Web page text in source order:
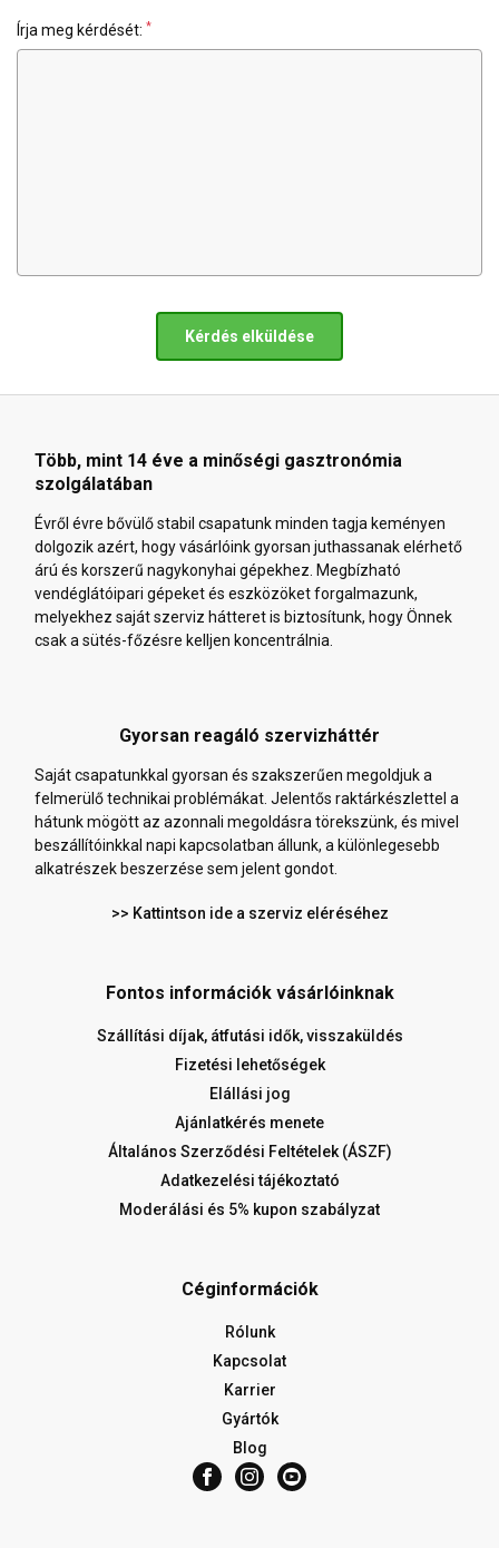
Írja meg kérdését: *
Kérdés elküldése
Több, mint 14 éve a minőségi gasztronómia
szolgálatában
Évről évre bővülő stabil csapatunk minden tagja keményen
dolgozik azért, hogy vásárlóink gyorsan juthassanak elérhető
árú és korszerű nagykonyhai gépekhez. Megbízható
vendéglátóipari gépeket és eszközöket forgalmazunk,
melyekhez saját szerviz hátteret is biztosítunk, hogy Önnek
csak a sütés-főzésre kelljen koncentrálnia.
Gyorsan reagáló szervizháttér
Saját csapatunkkal gyorsan és szakszerűen megoldjuk a
felmerülő technikai problémákat. Jelentős raktárkészlettel a
hátunk mögött az azonnali megoldásra törekszünk, és mivel
beszállítóinkkal napi kapcsolatban állunk, a különlegesebb
alkatrészek beszerzése sem jelent gondot.
>> Kattintson ide a szerviz eléréséhez
Fontos információk vásárlóinknak
Szállítási díjak, átfutási idők, visszaküldés
Fizetési lehetőségek
Elállási jog
Ajánlatkérés menete
Általános Szerződési Feltételek (ÁSZF)
Adatkezelési tájékoztató
Moderálási és 5% kupon szabályzat
Céginformációk
Rólunk
Kapcsolat
Karrier
Gyártók
Blog